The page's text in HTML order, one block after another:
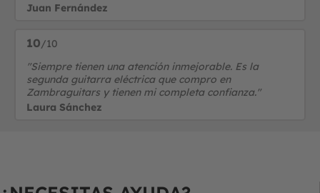
Juan Fernández
10/10
"Siempre tienen una atención inmejorable. Es la
segunda guitarra eléctrica que compro en
Zambraguitars y tienen mi completa confianza."
Laura Sánchez